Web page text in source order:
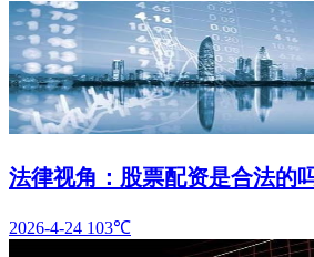
法律视角：股票配资是合法的
2026-4-24 103℃